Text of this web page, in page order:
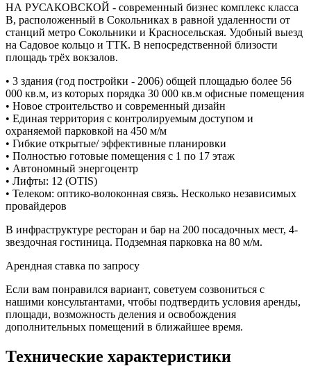
НА РУСАКОВСКОЙ - современный бизнес комплекс класса
В, расположенный в Сокольниках в равной удаленности от
станций метро Сокольники и Красносельская. Удобный выезд
на Садовое кольцо и ТТК. В непосредственной близости
площадь трёх вокзалов.
• 3 здания (год постройки - 2006) общей площадью более 56
000 кв.м, из которых порядка 30 000 кв.м офисные помещения
• Новое строительство и современный дизайн
• Единая территория с контролируемым доступом и
охраняемой парковкой на 450 м/м
• Гибкие открытые/ эффективные планировки
• Полностью готовые помещения с 1 по 17 этаж
• Автономный энергоцентр
• Лифты: 12 (OTIS)
• Телеком: оптико-волоконная связь. Несколько независимых
провайдеров
В инфраструктуре ресторан и бар на 200 посадочных мест, 4-
звездочная гостиница. Подземная парковка на 80 м/м.
Арендная ставка по запросу
Если вам понравился вариант, советуем созвониться с
нашими консультантами, чтобы подтвердить условия аренды,
площади, возможность деления и освобождения
дополнительных помещений в ближайшее время.
Технические характеристики